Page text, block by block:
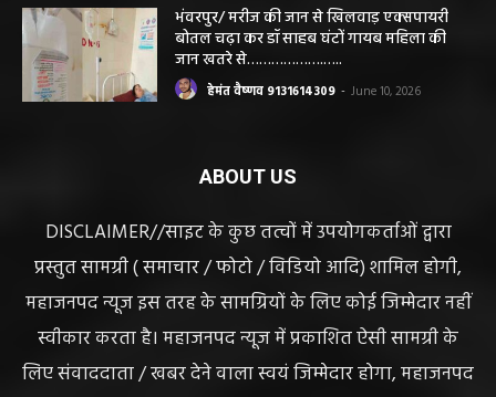
सियासत, कांग्रेस नेता और RTI कार्यकर्ता ने उठाए
सवाल
हेमंत वैष्णव 9131614309
भंवरपुर/ मरीज की जान से खिलवाड़ एक्सपायरी
हेमंत वैष्णव 9131614309
ABOUT US
DISCLAIMER//साइट के कुछ तत्वों में उपयोगकर्ताओं द्वारा
प्रस्तुत सामग्री ( समाचार / फोटो / विडियो आदि) शामिल होगी,
महाजनपद न्यूज इस तरह के सामग्रियों के लिए कोई जिम्मेदार नहीं